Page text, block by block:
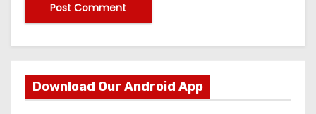
Download Our Android App